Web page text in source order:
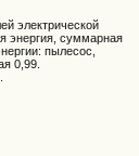
электрической
энергия, суммарная
пылесос,
0,99.